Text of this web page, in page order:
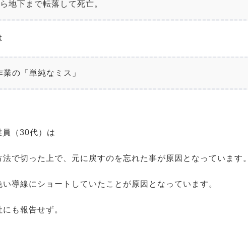
地下まで転落して死亡。
の「単純なミス」
（30代）は
で切った上で、元に戻すのを忘れた事が原因となっています。
導線にショートしていたことが原因となっています。
も報告せず。